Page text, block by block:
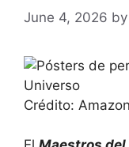
June 4, 2026 by
Crédito: